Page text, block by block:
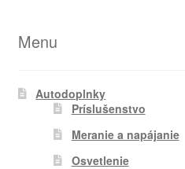
Menu
Autodoplnky
Príslušenstvo
Meranie a napájanie
Osvetlenie